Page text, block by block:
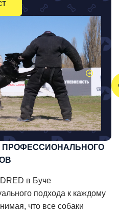
ПРОФЕССИОНАЛЬНОГО
в Буче
подхода к каждому
что все собаки